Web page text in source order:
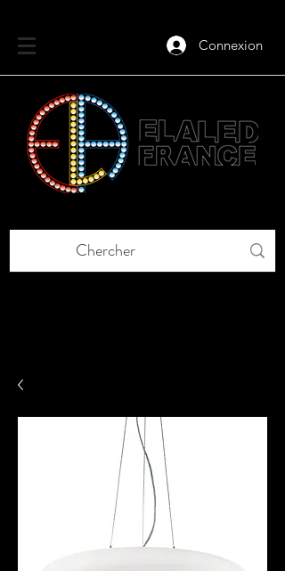
Connexion